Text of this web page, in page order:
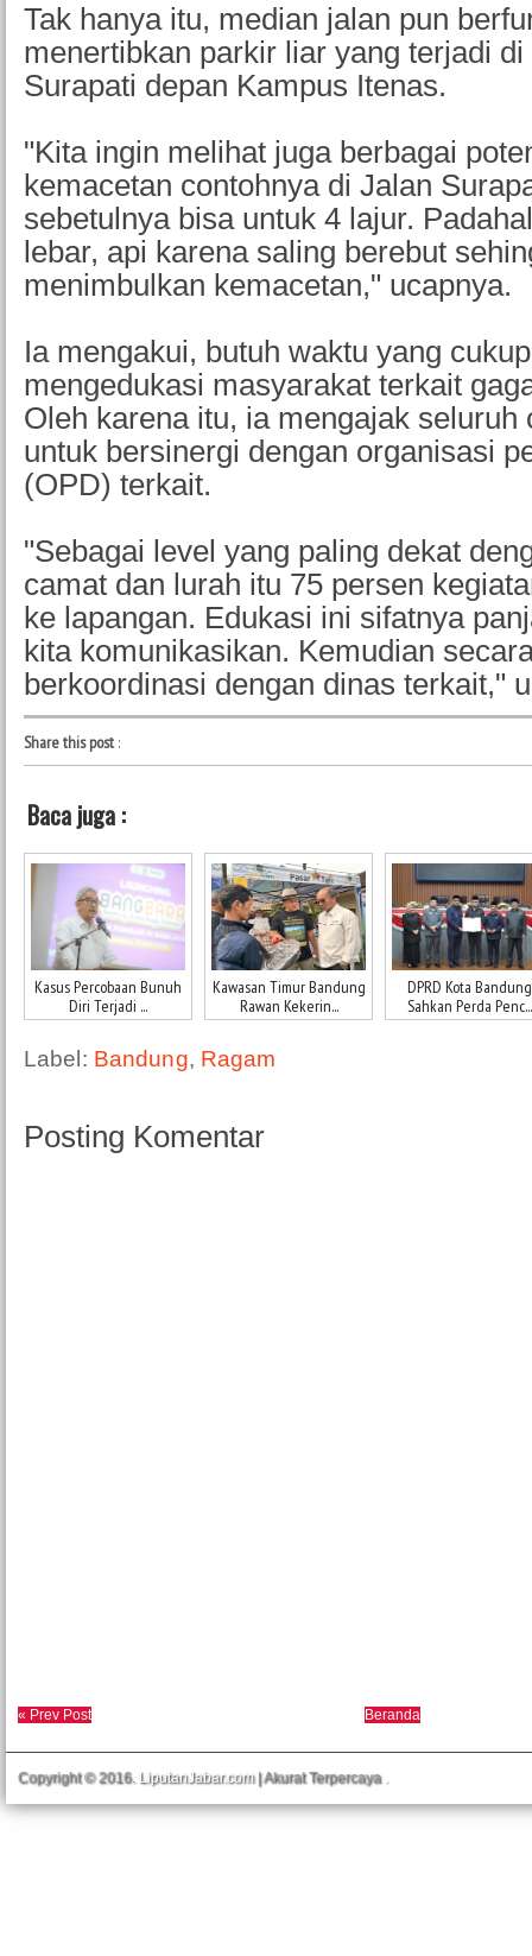
Tak hanya itu, median jalan pun
menertibkan parkir liar yang terjadi
Surapati depan Kampus Itenas.
"Kita ingin melihat juga berbagai
kemacetan contohnya di Jalan
sebetulnya bisa untuk 4 lajur.
lebar, api karena saling berebut
menimbulkan kemacetan," ucapnya.
Ia mengakui, butuh waktu yang
mengedukasi masyarakat terkait
Oleh karena itu, ia mengajak seluruh
untuk bersinergi dengan organisasi
(OPD) terkait.
"Sebagai level yang paling dekat
camat dan lurah itu 75 persen
ke lapangan. Edukasi ini sifatnya
kita komunikasikan. Kemudian
berkoordinasi dengan dinas terkait,"
Share this post:
Baca juga :
Kasus Percobaan Bunuh
Diri Terjadi ...
Kawasan Timur Bandung
Rawan Kekerin...
DPRD Kota Bandung
Sahkan Perda Penc...
Label: Bandung, Ragam
Posting Komentar
« Prev Post Beranda
Copyright © 2016. LiputanJabar.com| Akurat Terpercaya